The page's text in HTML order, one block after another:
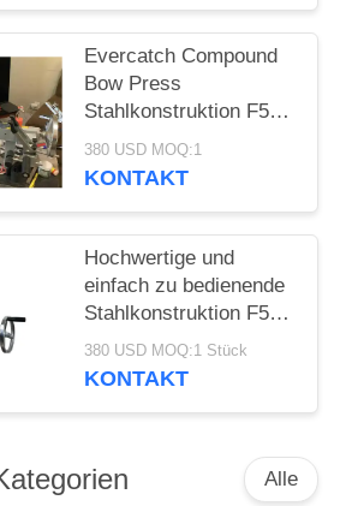
Evercatch Compound
Bow Press
Stahlkonstruktion F50
h 12-46 "Bow Press mit
Ziehbarde
380 USD MOQ:1
KONTAKT
Hochwertige und
einfach zu bedienende
Stahlkonstruktion F50H
Modell, Spannweite
von 11"- 49" Achsen,
380 USD MOQ:1 Stück
KONTAKT
Alle